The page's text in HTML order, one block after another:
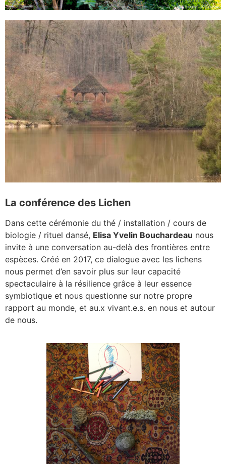
La conférence des Lichen
Dans cette cérémonie du thé / installation / cours de
biologie / rituel dansé, Elisa Yvelin Bouchardeau nous
invite à une conversation au-delà des frontières entre
espèces. Créé en 2017, ce dialogue avec les lichens
nous permet d’en savoir plus sur leur capacité
spectaculaire à la résilience grâce à leur essence
symbiotique et nous questionne sur notre propre
rapport au monde, et au.x vivant.e.s. en nous et autour
de nous.